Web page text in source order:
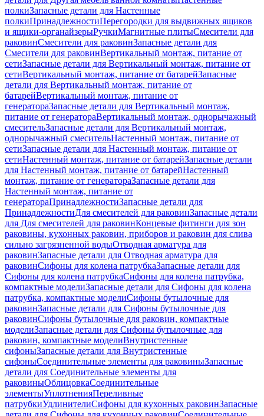
полкиЗапасные детали для Настенные
полкиПринадлежностиПерегородки для выдвижных ящиков
и ящики-органайзерыРучкиМагнитные плитыСмесители для
раковинСмесители для раковинЗапасные детали для
Смесители для раковинВертикальный монтаж, питание от
сетиЗапасные детали для Вертикальный монтаж, питание от
сетиВертикальный монтаж, питание от батарейЗапасные
детали для Вертикальный монтаж, питание от
батарейВертикальный монтаж, питание от
генератораЗапасные детали для Вертикальный монтаж,
питание от генератораВертикальный монтаж, однорычажный
смесительЗапасные детали для Вертикальный монтаж,
однорычажный смесительНастенный монтаж, питание от
сетиЗапасные детали для Настенный монтаж, питание от
сетиНастенный монтаж, питание от батарейЗапасные детали
для Настенный монтаж, питание от батарейНастенный
монтаж, питание от генератораЗапасные детали для
Настенный монтаж, питание от
генератораПринадлежностиЗапасные детали для
ПринадлежностиДля смесителей для раковинЗапасные детали
для Для смесителей для раковинКонцевые фитинги для зон
раковины, кухонных раковин, приборов и раковин для слива
сильно загрязненной водыОтводная арматура для
раковинЗапасные детали для Отводная арматура для
раковинСифоны для колена патрубкаЗапасные детали для
Сифоны для колена патрубкаСифоны для колена патрубка,
компактные моделиЗапасные детали для Сифоны для колена
патрубка, компактные моделиСифоны бутылочные для
раковинЗапасные детали для Сифоны бутылочные для
раковинСифоны бутылочные для раковин, компактные
моделиЗапасные детали для Сифоны бутылочные для
раковин, компактные моделиВнутристенные
сифоныЗапасные детали для Внутристенные
сифоныСоединительные элементы для раковиныЗапасные
детали для Соединительные элементы для
раковиныОблицовкаСоединительные
элементыУплотненияПереливные
патрубкиУдлинителиСифоны для кухонных раковинЗапасные